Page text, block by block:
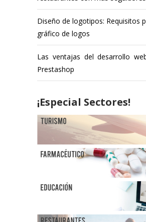
Diseño de logotipos: Requisitos
gráfico de logos
Las ventajas del desarrollo
Prestashop
¡Especial Sectores!